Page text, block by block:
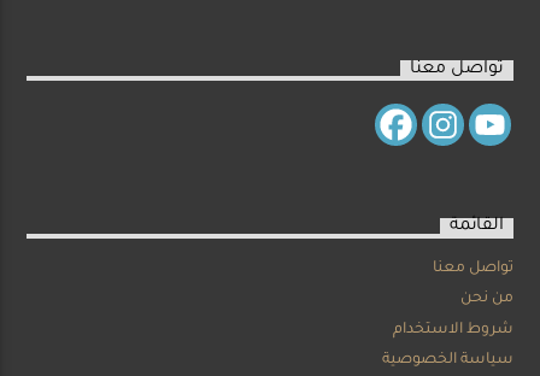
تواصل معنا
القائمة
تواصل معنا
من نحن
شروط الاستخدام
سياسة الخصوصية